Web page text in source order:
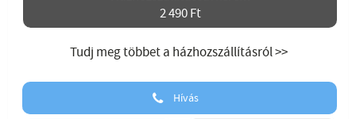
2 490 Ft
Tudj meg többet a házhozszállításról >>
Hívás